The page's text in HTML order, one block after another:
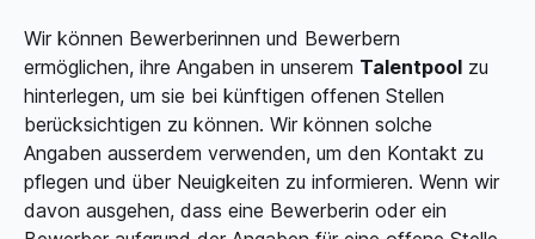
Wir können Bewerberinnen und Bewerbern
ermöglichen, ihre Angaben in unserem Talentpool zu
hinterlegen, um sie bei künftigen offenen Stellen
berücksichtigen zu können. Wir können solche
Angaben ausserdem verwenden, um den Kontakt zu
pflegen und über Neuigkeiten zu informieren. Wenn wir
davon ausgehen, dass eine Bewerberin oder ein